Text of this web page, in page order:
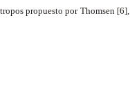
propuesto por Thomsen [6],